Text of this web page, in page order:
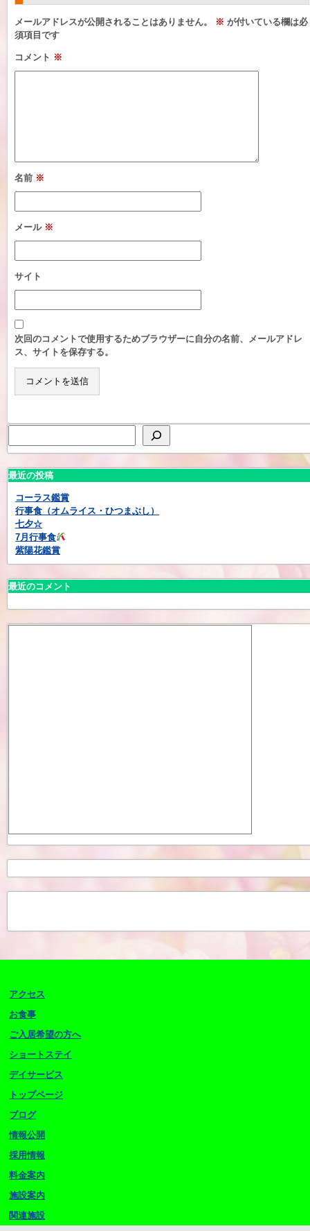
メールアドレスが公開されることはありません。 ※ が付いている欄は必
須項目です
コメント ※
名前 ※
メール ※
サイト
次回のコメントで使用するためブラウザーに自分の名前、メールアドレ
ス、サイトを保存する。
最近の投稿
コーラス鑑賞
行事食（オムライス・ひつまぶし）
七夕☆
7月行事食
紫陽花鑑賞
最近のコメント
アクセス
お食事
ご入居希望の方へ
ショートステイ
デイサービス
トップページ
ブログ
情報公開
採用情報
料金案内
施設案内
関連施設